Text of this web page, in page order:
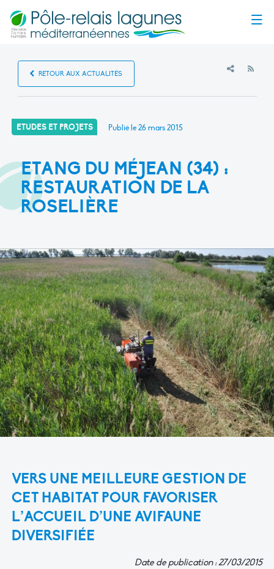
RETOUR AUX ACTUALITÉS
ETUDES ET PROJETS Publié le26 mars 2015
ETANG DU MÉJEAN (34) :
RESTAURATION DE LA
ROSELIÈRE
VERS UNE MEILLEURE GESTION DE
CET HABITAT POUR FAVORISER
L’ACCUEIL D’UNE AVIFAUNE
DIVERSIFIÉE
Date de publication : 27/03/2015